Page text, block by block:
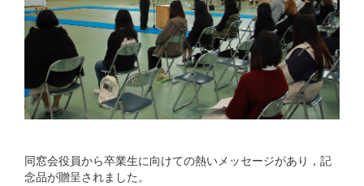
同窓会役員から卒業生に向けての熱いメッセージがあり，記
念品が贈呈されました。